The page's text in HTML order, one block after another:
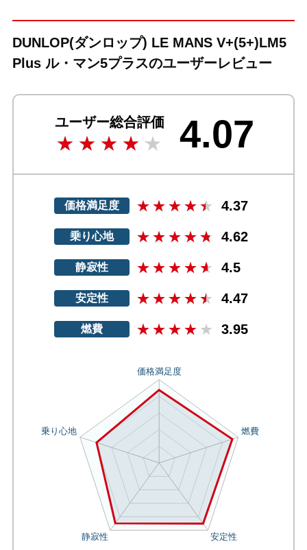
DUNLOP(ダンロップ) LE MANS V+(5+)LM5
Plus ル・マン5プラスのユーザーレビュー
ユーザー総合評価 4.07
価格満足度 4.37
乗り心地 4.62
静寂性 4.5
安定性 4.47
燃費 3.95